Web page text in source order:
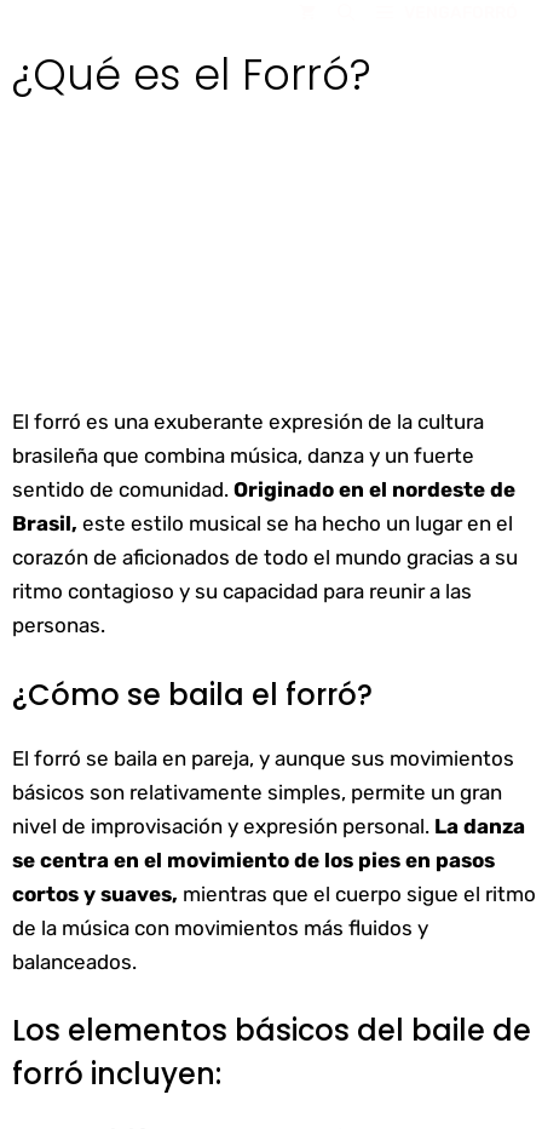
contenido
¿Qué es el Forró?
El forró es una exuberante expresión de la cultura
brasileña que combina música, danza y un fuerte
sentido de comunidad. Originado en el nordeste de
Brasil, este estilo musical se ha hecho un lugar en el
corazón de aficionados de todo el mundo gracias a su
ritmo contagioso y su capacidad para reunir a las
personas.
¿Cómo se baila el forró?
El forró se baila en pareja, y aunque sus movimientos
básicos son relativamente simples, permite un gran
nivel de improvisación y expresión personal. La danza
se centra en el movimiento de los pies en pasos
cortos y suaves, mientras que el cuerpo sigue el ritmo
de la música con movimientos más fluidos y
balanceados.
Los elementos básicos del baile de
forró incluyen: